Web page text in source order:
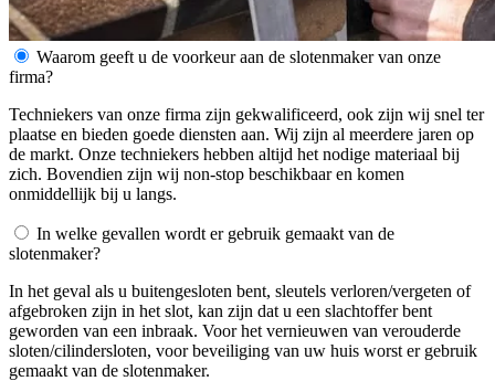
Waarom geeft u de voorkeur aan de slotenmaker van onze
firma?
Techniekers van onze firma zijn gekwalificeerd, ook zijn wij snel ter
plaatse en bieden goede diensten aan. Wij zijn al meerdere jaren op
de markt. Onze techniekers hebben altijd het nodige materiaal bij
zich. Bovendien zijn wij non-stop beschikbaar en komen
onmiddellijk bij u langs.
In welke gevallen wordt er gebruik gemaakt van de
slotenmaker?
In het geval als u buitengesloten bent, sleutels verloren/vergeten of
afgebroken zijn in het slot, kan zijn dat u een slachtoffer bent
geworden van een inbraak. Voor het vernieuwen van verouderde
sloten/cilindersloten, voor beveiliging van uw huis worst er gebruik
gemaakt van de slotenmaker.